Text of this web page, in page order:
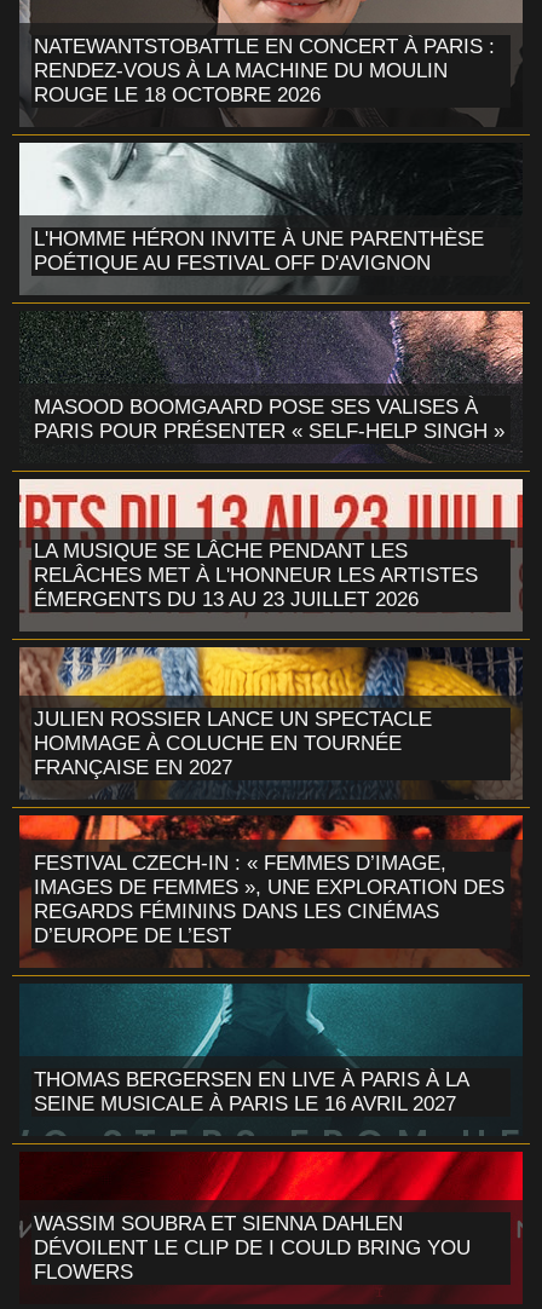
NATEWANTSTOBATTLE EN CONCERT À PARIS :
RENDEZ-VOUS À LA MACHINE DU MOULIN
ROUGE LE 18 OCTOBRE 2026
L'HOMME HÉRON INVITE À UNE PARENTHÈSE
POÉTIQUE AU FESTIVAL OFF D'AVIGNON
MASOOD BOOMGAARD POSE SES VALISES À
PARIS POUR PRÉSENTER « SELF-HELP SINGH »
LA MUSIQUE SE LÂCHE PENDANT LES
RELÂCHES MET À L'HONNEUR LES ARTISTES
ÉMERGENTS DU 13 AU 23 JUILLET 2026
JULIEN ROSSIER LANCE UN SPECTACLE
HOMMAGE À COLUCHE EN TOURNÉE
FRANÇAISE EN 2027
FESTIVAL CZECH-IN : « FEMMES D’IMAGE,
IMAGES DE FEMMES », UNE EXPLORATION DES
REGARDS FÉMININS DANS LES CINÉMAS
D’EUROPE DE L’EST
THOMAS BERGERSEN EN LIVE À PARIS À LA
SEINE MUSICALE À PARIS LE 16 AVRIL 2027
WASSIM SOUBRA ET SIENNA DAHLEN
DÉVOILENT LE CLIP DE I COULD BRING YOU
FLOWERS